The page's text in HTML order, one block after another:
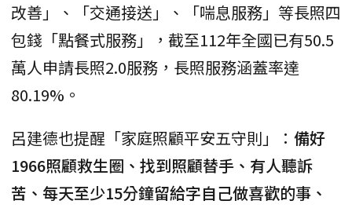
改善」、「交通接送」、「喘息服務」等長照四
包錢「點餐式服務」，截至112年全國已有50.5
萬人申請長照2.0服務，長照服務涵蓋率達
80.19%。
呂建德也提醒「家庭照顧平安五守則」： 備好
1966照顧救生圈、找到照顧替手、有人聽訴
苦、每天至少15分鐘留給字自己做喜歡的事、